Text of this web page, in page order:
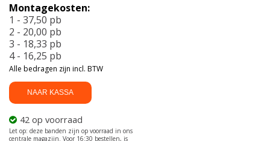
6
Enliten
XL
245/50
R19
105V
aantal
NAAR KASSA
42 op voorraad
Montagekosten:
1 - 37,50 pb
2 - 20,00 pb
3 - 18,33 pb
4 - 16,25 pb
Alle bedragen zijn incl. BTW